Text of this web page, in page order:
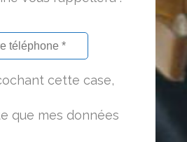
cette case,
que mes données